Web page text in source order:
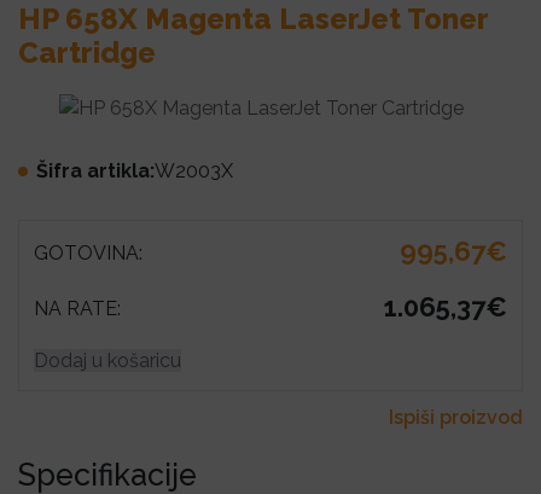
HP 658X Magenta LaserJet Toner
Cartridge
Šifra artikla:W2003X
GOTOVINA: 995,67€
NA RATE: 1.065,37€
Dodaj u košaricu
Ispiši proizvod
Specifikacije